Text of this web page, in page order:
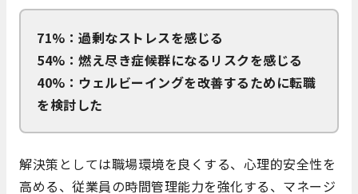
71%：過剰なストレスを感じる
54%：燃え尽き症候群になるリスクを感じる
40%：ウェルビーイングを改善するために転職
を検討した
解決策としては職場環境を良くする、心理的安全性を
高める、従業員の時間管理能力を強化する、マネージ